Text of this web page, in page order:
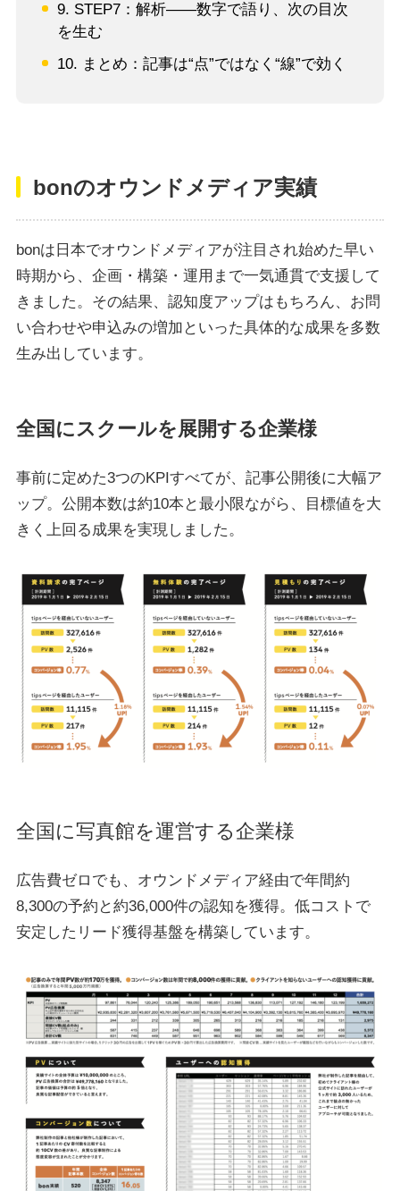
9. STEP7：解析――数字で語り、次の目次
を生む
10. まとめ：記事は“点”ではなく“線”で効く
bonのオウンドメディア実績
bonは日本でオウンドメディアが注目され始めた早い
時期から、企画・構築・運用まで一気通貫で支援して
きました。その結果、認知度アップはもちろん、お問
い合わせや申込みの増加といった具体的な成果を多数
生み出しています。
全国にスクールを展開する企業様
事前に定めた3つのKPIすべてが、記事公開後に大幅ア
ップ。公開本数は約10本と最小限ながら、目標値を大
きく上回る成果を実現しました。
全国に写真館を運営する企業様
広告費ゼロでも、オウンドメディア経由で年間約
8,300の予約と約36,000件の認知を獲得。低コストで
安定したリード獲得基盤を構築しています。